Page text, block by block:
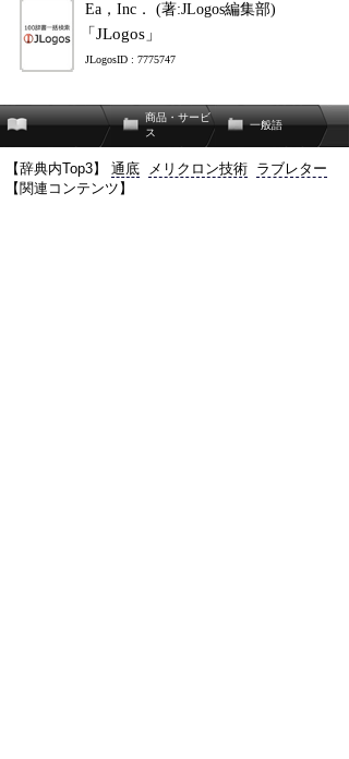
Ea，Inc． (著:JLogos編集部)
「JLogos」
JLogosID : 7775747
商品・サービ
ス
一般語
【辞典内Top3】 通底 メリクロン技術 ラブレター
【関連コンテンツ】